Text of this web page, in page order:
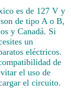
es de 127 V y
de tipo A o B,
y Canadá. Si
un
eléctricos.
de
el uso de
el circuito.